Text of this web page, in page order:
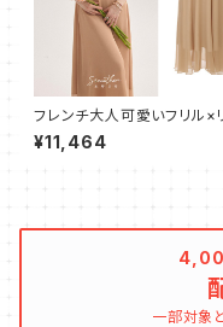
フレンチ大人可愛いフリル×
ン×ボタン ロングワンピース
¥11,464
一部対象